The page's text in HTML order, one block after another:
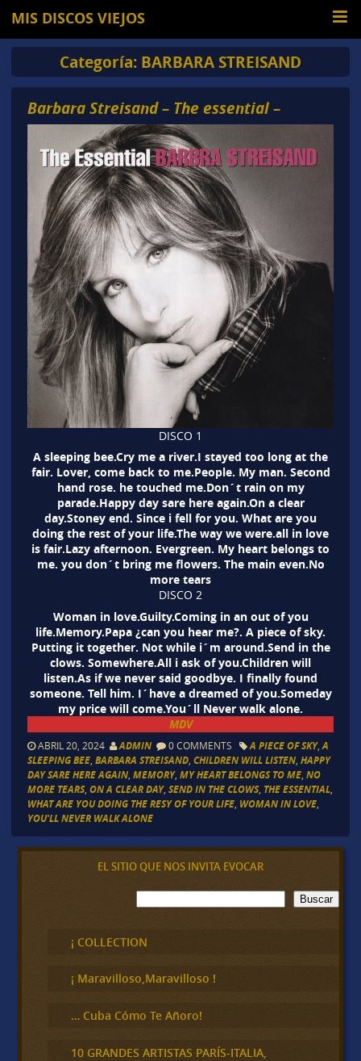
MIS DISCOS VIEJOS
Categoría: BARBARA STREISAND
Barbara Streisand – The essential –
DISCO 1
A sleeping bee.Cry me a river.I stayed too long at the
fair. Lover, come back to me.People. My man. Second
hand rose. he touched me.Don´t rain on my
parade.Happy day sare here again.On a clear
day.Stoney end. Since i fell for you. What are you
doing the rest of your life.The way we were.all in love
is fair.Lazy afternoon. Evergreen. My heart belongs to
me. you don´t bring me flowers. The main even.No
more tears
DISCO 2
Woman in love.Guilty.Coming in an out of you
life.Memory.Papa ¿can you hear me?. A piece of sky.
Putting it together. Not while i´m around.Send in the
clows. Somewhere.All i ask of you.Children will
listen.As if we never said goodbye. I finally found
someone. Tell him. I´have a dreamed of you.Someday
my price will come.You´ll Never walk alone.
MDV
ABRIL 20, 2024 ADMIN 0 COMMENTS A PIECE OF SKY, A
SLEEPING BEE, BARBARA STREISAND, CHILDREN WILL LISTEN, HAPPY
DAY SARE HERE AGAIN, MEMORY, MY HEART BELONGS TO ME, NO
MORE TEARS, ON A CLEAR DAY, SEND IN THE CLOWS, THE ESSENTIAL,
WHAT ARE YOU DOING THE RESY OF YOUR LIFE, WOMAN IN LOVE,
YOU'LL NEVER WALK ALONE
EL SITIO QUE NOS INVITA EVOCAR
B
u
c
a
Buscar
¡ COLLECTION
¡ Maravilloso,Maravilloso !
… Cuba Cómo Te Añoro!
10 GRANDES ARTISTAS PARÍS-ITALIA,